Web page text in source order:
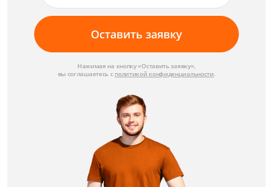
Оставить заявку
Нажимая на кнопку «Оставить заявку»,
вы соглашаетесь с политикой конфиденциальности.